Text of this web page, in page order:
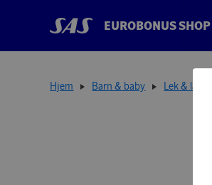
EUROBONUS SHOP
Hjem Barn & baby Lek & lær